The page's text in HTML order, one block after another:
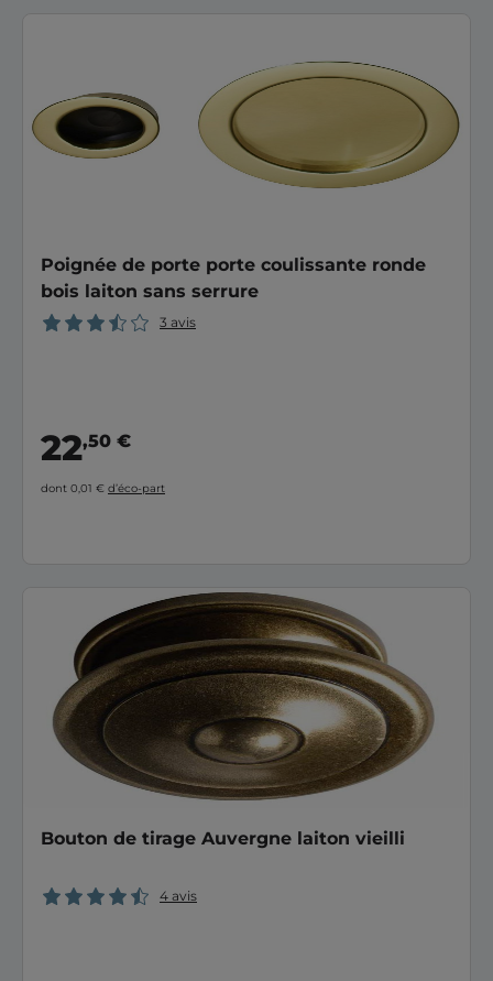
Poignée de porte porte coulissante ronde
bois laiton sans serrure
3 avis
22,50 €
dont 0,01 € d’éco-part
Bouton de tirage Auvergne laiton vieilli
4 avis